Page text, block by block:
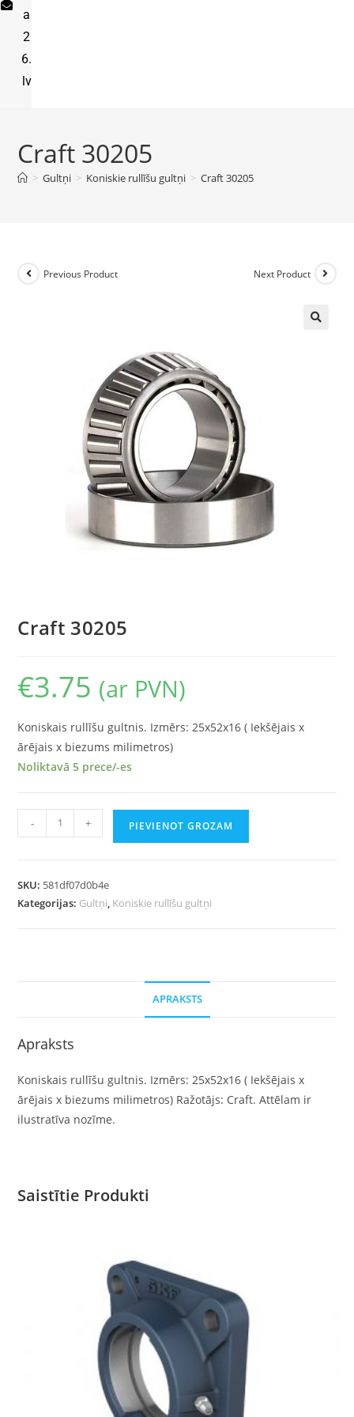
a
2
6.
lv
Craft 30205
> Gultņi > Koniskie rullīšu gultņi > Craft 30205
Previous Product Next Product
Craft 30205
€3.75 (ar PVN)
Koniskais rullīšu gultnis. Izmērs: 25x52x16 ( Iekšējais x
ārējais x biezums milimetros)
Noliktavā 5 prece/-es
- + PIEVIENOT GROZAM
SKU: 581df07d0b4e
Kategorijas: Gultņi Koniskie rullīšu gultņi
APRAKSTS
Apraksts
Koniskais rullīšu gultnis. Izmērs: 25x52x16 ( Iekšējais x
ārējais x biezums milimetros) Ražotājs: Craft. Attēlam ir
ilustratīva nozīme.
Saistītie Produkti